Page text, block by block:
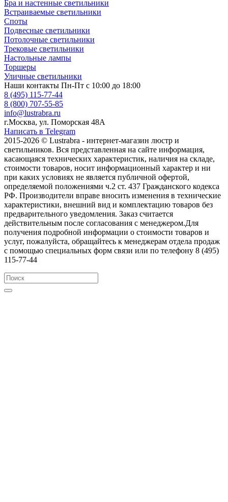
Бра и настенные светильники
Встраиваемые светильники
Споты
Подвесные светильники
Потолочные светильники
Трековые светильники
Настольные лампы
Торшеры
Уличные светильники
Наши контакты Пн-Пт с 10:00 до 18:00
8 (495) 115-77-44
8 (800) 707-55-85
info@lustrabra.ru
г.Москва, ул. Поморская 48А
Написать в Telegram
2015-2026 © Lustrabra - интернет-магазин люстр и
светильников. Вся представленная на сайте информация,
касающаяся технических характеристик, наличия на складе,
стоимости товаров, носит информационный характер и ни
при каких условиях не является публичной офертой,
определяемой положениями ч.2 ст. 437 Гражданского кодекса
РФ. Производители вправе вносить изменения в технические
характеристики, внешний вид и комплектацию товаров без
предварительного уведомления. Заказ считается
действительным после согласования с менеджером.Для
получения подробной информации о стоимости товаров и
услуг, пожалуйста, обращайтесь к менеджерам отдела продаж
с помощью специальных форм связи или по телефону 8 (495)
115-77-44